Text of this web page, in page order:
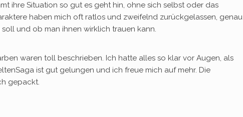
ihre Situation so gut es geht hin, ohne sich selbst oder das
haben mich oft ratlos und zweifelnd zurückgelassen, genau
und ob man ihnen wirklich trauen kann.
waren toll beschrieben. Ich hatte alles so klar vor Augen, als
ist gut gelungen und ich freue mich auf mehr. Die
gepackt.